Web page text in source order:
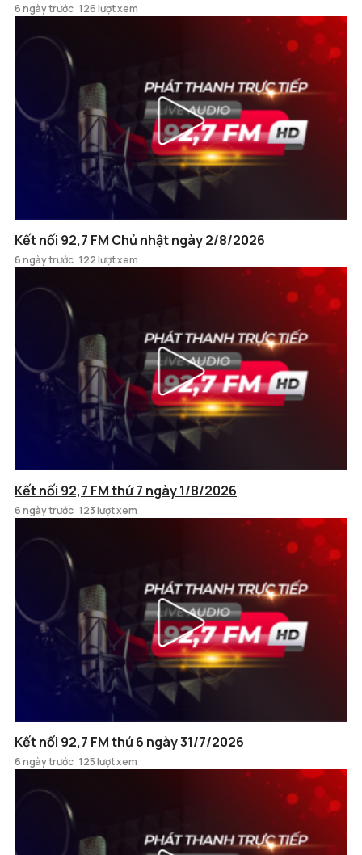
6 ngày trước 126 lượt xem
Kết nối 92,7 FM Chủ nhật ngày 2/8/2026
6 ngày trước 122 lượt xem
Kết nối 92,7 FM thứ 7 ngày 1/8/2026
6 ngày trước 123 lượt xem
Kết nối 92,7 FM thứ 6 ngày 31/7/2026
6 ngày trước 125 lượt xem